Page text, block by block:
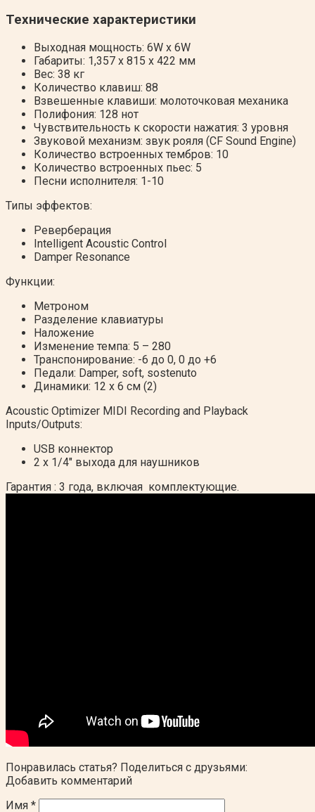
Технические характеристики
Выходная мощность: 6W x 6W
Габариты: 1,357 x 815 x 422 мм
Вес: 38 кг
Количество клавиш: 88
Взвешенные клавиши: молоточковая механика
Полифония: 128 нот
Чувствительность к скорости нажатия: 3 уровня
Звуковой механизм: звук рояля (CF Sound Engine)
Количество встроенных тембров: 10
Количество встроенных пьес: 5
Песни исполнителя: 1-10
Типы эффектов:
Реверберация
Intelligent Acoustic Control
Damper Resonance
Функции:
Метроном
Разделение клавиатуры
Наложение
Изменение темпа: 5 – 280
Транспонирование: -6 до 0, 0 до +6
Педали: Damper, soft, sostenuto
Динамики: 12 x 6 см (2)
Acoustic Optimizer MIDI Recording and Playback
Inputs/Outputs:
USB коннектор
2 x 1/4″ выхода для наушников
Гарантия : 3 года, включая комплектующие.
Понравилась статья? Поделиться с друзьями:
Добавить комментарий
Имя *